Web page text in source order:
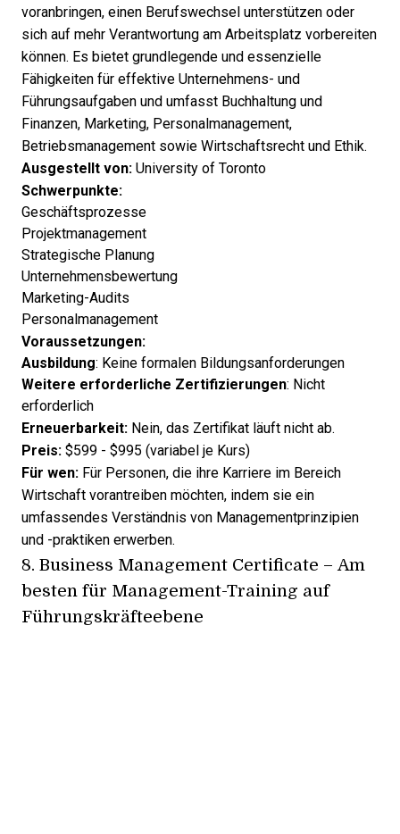
voranbringen, einen Berufswechsel unterstützen oder
sich auf mehr Verantwortung am Arbeitsplatz vorbereiten
können. Es bietet grundlegende und essenzielle
Fähigkeiten für effektive Unternehmens- und
Führungsaufgaben und umfasst Buchhaltung und
Finanzen, Marketing, Personalmanagement,
Betriebsmanagement sowie Wirtschaftsrecht und Ethik.
Ausgestellt von: University of Toronto
Schwerpunkte:
Geschäftsprozesse
Projektmanagement
Strategische Planung
Unternehmensbewertung
Marketing-Audits
Personalmanagement
Voraussetzungen:
Ausbildung: Keine formalen Bildungsanforderungen
Weitere erforderliche Zertifizierungen: Nicht
erforderlich
Erneuerbarkeit: Nein, das Zertifikat läuft nicht ab.
Preis: $599 - $995 (variabel je Kurs)
Für wen: Für Personen, die ihre Karriere im Bereich
Wirtschaft vorantreiben möchten, indem sie ein
umfassendes Verständnis von Managementprinzipien
und -praktiken erwerben.
8. Business Management Certificate – Am
besten für Management-Training auf
Führungskräfteebene